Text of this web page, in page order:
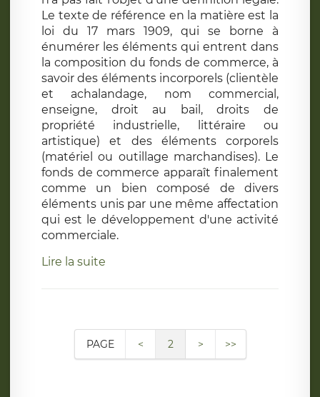
Le texte de référence en la matière est la
loi du 17 mars 1909, qui se borne à
énumérer les éléments qui entrent dans
la composition du fonds de commerce, à
savoir des éléments incorporels (clientèle
et achalandage, nom commercial,
enseigne, droit au bail, droits de
propriété industrielle, littéraire ou
artistique) et des éléments corporels
(matériel ou outillage marchandises). Le
fonds de commerce apparaît finalement
comme un bien composé de divers
éléments unis par une même affectation
qui est le développement d'une activité
commerciale.
Lire la suite
PAGE < 2 > >>